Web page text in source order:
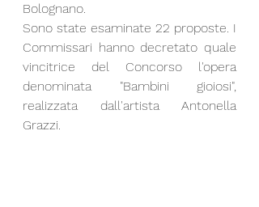
Bolognano.
Sono state esaminate 22 proposte. I
Commissari hanno decretato quale
vincitrice del Concorso l'opera
denominata "Bambini gioiosi",
realizzata dall'artista Antonella
Grazzi.